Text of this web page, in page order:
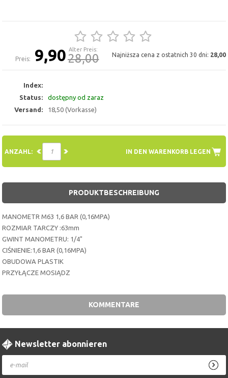
Preis: 9,90 Alter Preis:
28,00 Najniższa cena z ostatnich 30 dni: 28,00
Index:
Status:
dostępny od zaraz
Versand:
18,50 (Vorkasse)
IN DEN WARENKORB LEGEN
ANZAHL:
PRODUKTBESCHREIBUNG
MANOMETR M63 1,6 BAR (0,16MPA)
ROZMIAR TARCZY :63mm
GWINT MANOMETRU: 1/4"
CIŚNIENIE:1,6 BAR (0,16MPA)
OBUDOWA PLASTIK
PRZYŁĄCZE MOSIĄDZ
KOMMENTARE
Newsletter abonnieren